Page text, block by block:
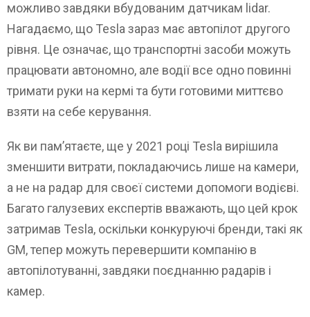
можливо завдяки вбудованим датчикам lidar.
Нагадаємо, що Tesla зараз має автопілот другого
рівня. Це означає, що транспортні засоби можуть
працювати автономно, але водії все одно повинні
тримати руки на кермі та бути готовими миттєво
взяти на себе керування.
Як ви пам’ятаєте, ще у 2021 році Tesla вирішила
зменшити витрати, покладаючись лише на камери,
а не на радар для своєї системи допомоги водієві.
Багато галузевих експертів вважають, що цей крок
затримав Tesla, оскільки конкуруючі бренди, такі як
GM, тепер можуть перевершити компанію в
автопілотуванні, завдяки поєднанню радарів і
камер.